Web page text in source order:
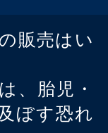
販売はい
、胎児・
ぼす恐れ